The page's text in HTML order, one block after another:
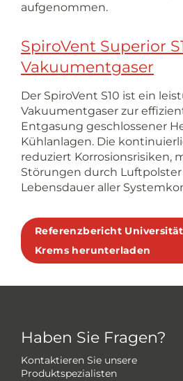
aufgenommen.
SpiroVent Superior
Vakuumentgaser
Der SpiroVent S10 ist ein
Vakuumentgaser zur
Entgasung geschlossener
Kühlanlagen. Die
reduziert Korrosionsrisiken,
Störungen durch
Lebensdauer aller
Referenzbericht
Krems herunterladen
Haben Sie Fragen?
Kontaktieren Sie unsere
Produktspezialisten